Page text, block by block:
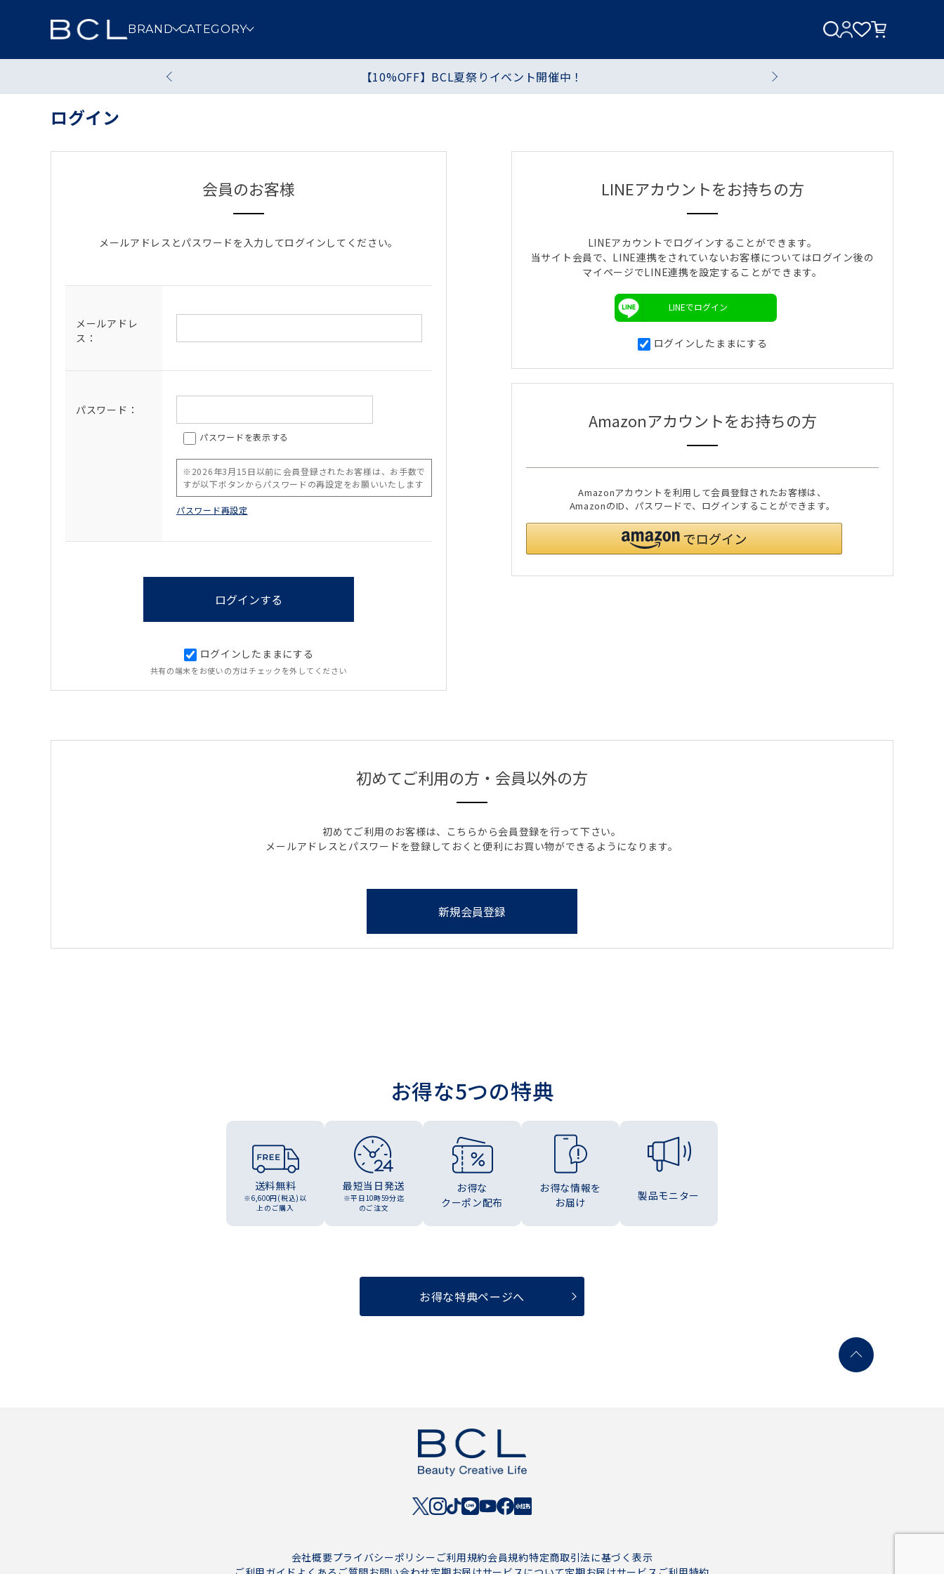
BRAND CATEGORY
スキンケア
全てのスキンケアアイテム
【10%OFF】BCL夏祭りイベント開催中！
ログイン
会員のお客様
メールアドレスとパスワードを入力してログインしてください。
メールアドレ
ス：
パスワード：
パスワードを表示する
ログインしたままにする
共有の端末をお使いの方はチェックを外してください
LINEアカウントをお持ちの方
LINEアカウントでログインすることができます。
当サイト会員で、LINE連携をされていないお客様についてはログイン後の
マイページでLINE連携を設定することができます。
LINEでログイン
ログインしたままにする
Amazonアカウントをお持ちの方
Amazonアカウントを利用して会員登録されたお客様は、
AmazonのID、パスワードで、ログインすることができます。
初めてご利用の方・会員以外の方
初めてご利用のお客様は、こちらから会員登録を行って下さい。
メールアドレスとパスワードを登録しておくと便利にお買い物ができるようになります。
お得な5つの特典
送料無料
※6,600円(税込)以
上のご購入
最短当日発送
※平日10時59分迄
のご注文
お得な
クーポン配布
お得な情報を
お届け
製品モニター
お得な特典ページへ
会社概要プライバシーポリシー ご利用規約会員規約特定商取引法に基づく表示